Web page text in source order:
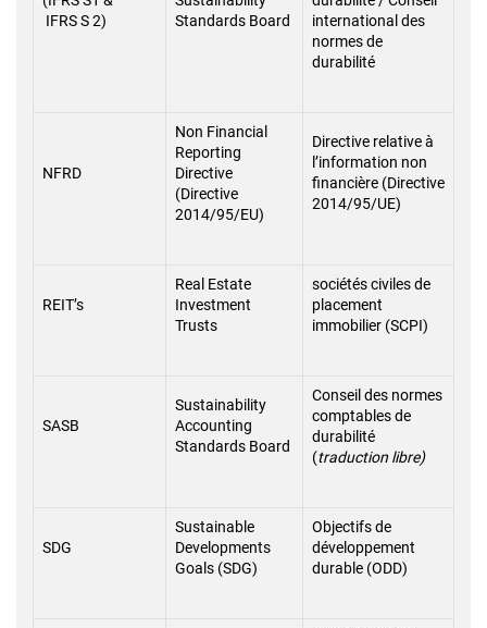
IFRS S 2)
Standards Board
international des
normes de
durabilité
NFRD
Non Financial
Reporting
Directive
(Directive
2014/95/EU)
Directive relative à
l’information non
financière (Directive
2014/95/UE)
REIT’s
Real Estate
Investment
Trusts
sociétés civiles de
placement
immobilier (SCPI)
SASB
Sustainability
Accounting
Standards Board
Conseil des normes
comptables de
durabilité
(traduction libre)
SDG
Sustainable
Developments
Goals (SDG)
Objectifs de
développement
durable (ODD)